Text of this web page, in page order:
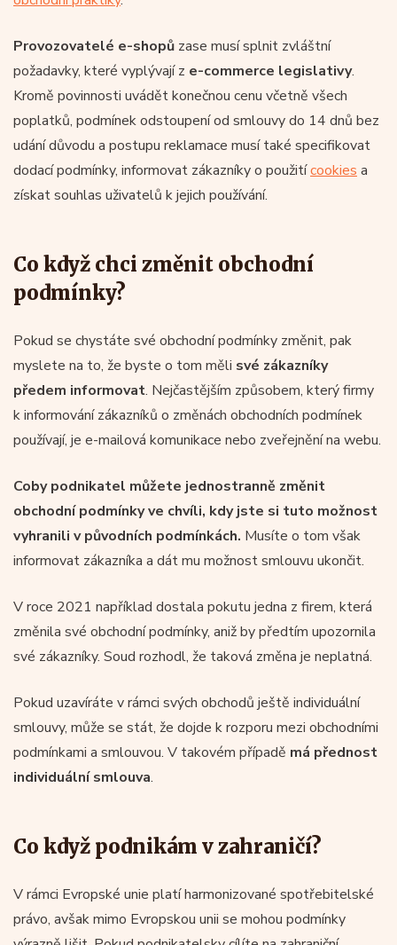
Provozovatelé e-shopů zase musí splnit zvláštní
požadavky, které vyplývají z e-commerce legislativy.
Kromě povinnosti uvádět konečnou cenu včetně všech
poplatků, podmínek odstoupení od smlouvy do 14 dnů bez
udání důvodu a postupu reklamace musí také specifikovat
dodací podmínky, informovat zákazníky o použitícookies a
získat souhlas uživatelů k jejich používání.
Co když chci změnit obchodní
podmínky?
Pokud se chystáte své obchodní podmínky změnit, pak
myslete na to, že byste o tom měli své zákazníky
předem informovat. Nejčastějším způsobem, který firmy
k informování zákazníků o změnách obchodních podmínek
používají, je e-mailová komunikace nebo zveřejnění na webu.
Coby podnikatel můžete jednostranně změnit
obchodní podmínky ve chvíli, kdy jste si tuto možnost
vyhranili v původních podmínkách. Musíte o tom však
informovat zákazníka a dát mu možnost smlouvu ukončit.
V roce 2021 například dostala pokutu jedna z firem, která
změnila své obchodní podmínky, aniž by předtím upozornila
své zákazníky. Soud rozhodl, že taková změna je neplatná.
Pokud uzavíráte v rámci svých obchodů ještě individuální
smlouvy, může se stát, že dojde k rozporu mezi obchodními
podmínkami a smlouvou. V takovém případě má přednost
individuální smlouva.
Co když podnikám v zahraničí?
V rámci Evropské unie platí harmonizované spotřebitelské
právo, avšak mimo Evropskou unii se mohou podmínky